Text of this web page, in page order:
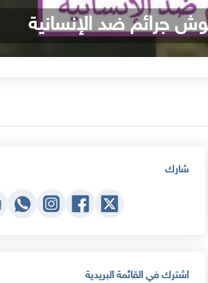
جرائم ضد الإنسانية
شارك
اشترك في القائمة البريدية